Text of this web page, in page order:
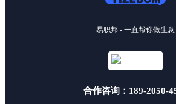
易职邦 - 一直帮你做生意
合作咨询：189-2050-